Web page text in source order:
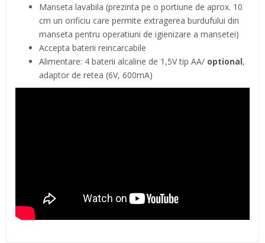
Manseta lavabila (prezinta pe o portiune de aprox. 10
cm un orificiu care permite extragerea burdufului din
manseta pentru operatiuni de igienizare a mansetei)
Accepta baterii reincarcabile
Alimentare: 4 baterii alcaline de 1,5V tip AA/ optional,
adaptor de retea (6V, 600mA)